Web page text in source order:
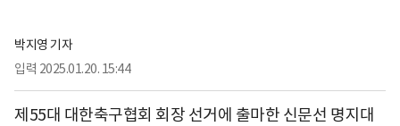
박지영 기자
입력 2025.01.20. 15:44
제55대 대한축구협회 회장 선거에 출마한 신문선 명지대